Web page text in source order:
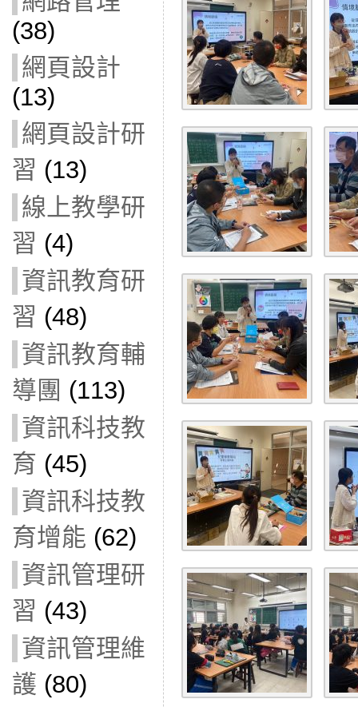
(38)
網頁設計
(13)
網頁設計研
習 (13)
線上教學研
習 (4)
資訊教育研
習 (48)
資訊教育輔
導團 (113)
資訊科技教
育 (45)
資訊科技教
育增能 (62)
資訊管理研
習 (43)
資訊管理維
護 (80)